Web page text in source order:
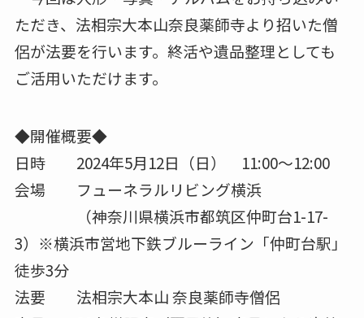
ただき、法相宗大本山奈良薬師寺より招いた僧
侶が法要を行います。終活や遺品整理としても
ご活用いただけます。
◆開催概要◆
日時 2024年5月12日（日） 11:00～12:00
会場 フューネラルリビング横浜
（神奈川県横浜市都筑区仲町台1-17-
3）※横浜市営地下鉄ブルーライン「仲町台駅」
徒歩3分
法要 法相宗大本山 奈良薬師寺僧侶